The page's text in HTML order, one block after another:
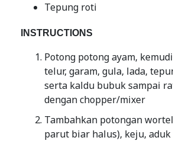
Tepung roti
INSTRUCTIONS
Potong potong ayam,
telur, garam, gula, lada,
serta kaldu bubuk sampai
dengan chopper/mixer
Tambahkan potongan
parut biar halus), keju,